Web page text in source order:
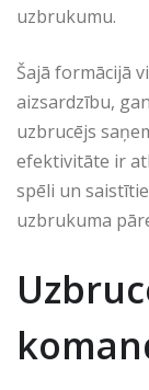
uzbrukumu.
Šajā formācijā
aizsardzību,
uzbrucējs
efektivitāte ir
spēli un
uzbrukuma